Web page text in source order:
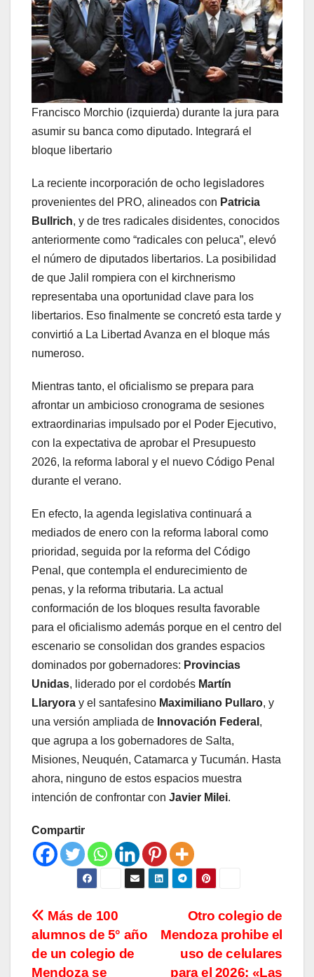
Francisco Morchio (izquierda) durante la jura para
asumir su banca como diputado. Integrará el
bloque libertario
La reciente incorporación de ocho legisladores
provenientes del PRO, alineados con Patricia
Bullrich, y de tres radicales disidentes, conocidos
anteriormente como “radicales con peluca”, elevó
el número de diputados libertarios. La posibilidad
de que Jalil rompiera con el kirchnerismo
representaba una oportunidad clave para los
libertarios. Eso finalmente se concretó esta tarde y
convirtió a La Libertad Avanza en el bloque más
numeroso.
Mientras tanto, el oficialismo se prepara para
afrontar un ambicioso cronograma de sesiones
extraordinarias impulsado por el Poder Ejecutivo,
con la expectativa de aprobar el Presupuesto
2026, la reforma laboral y el nuevo Código Penal
durante el verano.
En efecto, la agenda legislativa continuará a
mediados de enero con la reforma laboral como
prioridad, seguida por la reforma del Código
Penal, que contempla el endurecimiento de
penas, y la reforma tributaria. La actual
conformación de los bloques resulta favorable
para el oficialismo además porque en el centro del
escenario se consolidan dos grandes espacios
dominados por gobernadores: Provincias
Unidas, liderado por el cordobés Martín
Llaryora y el santafesino Maximiliano Pullaro, y
una versión ampliada de Innovación Federal ,
que agrupa a los gobernadores de Salta,
Misiones, Neuquén, Catamarca y Tucumán. Hasta
ahora, ninguno de estos espacios muestra
intención de confrontar con Javier Milei.
Compartir
Navegación
de
Otro colegio de
Mendoza prohibe el
uso de celulares
para el 2026: «Las
Más de 100
alumnos de 5° año
de un colegio de
Mendoza se